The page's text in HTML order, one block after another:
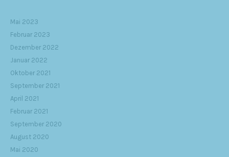
Mai 2023
Februar 2023
Dezember 2022
Januar 2022
Oktober 2021
September 2021
April 2021
Februar 2021
September 2020
August 2020
Mai 2020